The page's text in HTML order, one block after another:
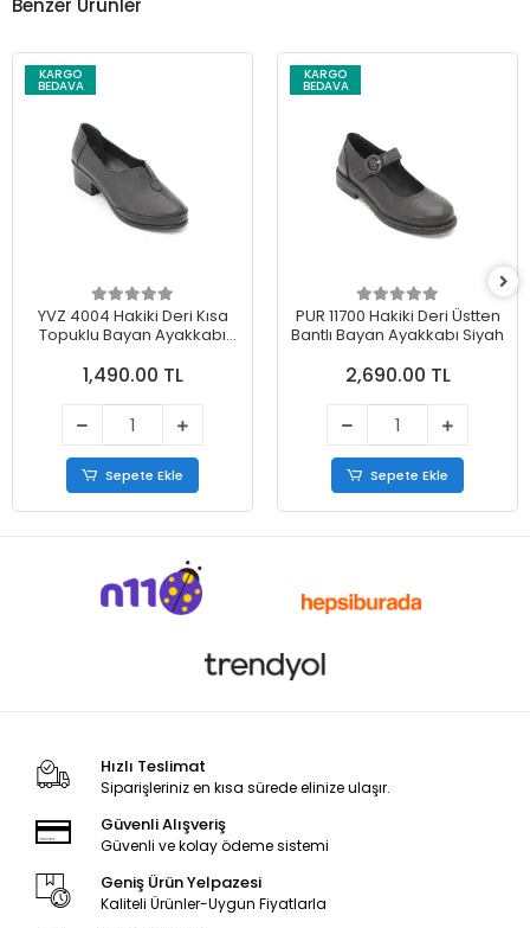
Benzer Ürünler
KARGO
BEDAVA
YVZ 4004 Hakiki Deri Kısa
Topuklu Bayan Ayakkabı
1,490.00 TL
Sepete Ekle
KARGO
BEDAVA
PUR 11700 Hakiki Deri Üstten
Bantlı Bayan Ayakkabı Siyah
2,690.00 TL
Sepete Ekle
Hızlı Teslimat
Siparişleriniz en kısa sürede elinize ulaşır.
Güvenli Alışveriş
Güvenli ve kolay ödeme sistemi
Geniş Ürün Yelpazesi
Kaliteli Ürünler-Uygun Fiyatlarla